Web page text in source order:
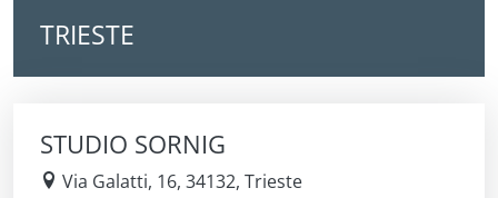
TRIESTE
STUDIO SORNIG
Via Galatti, 16, 34132, Trieste